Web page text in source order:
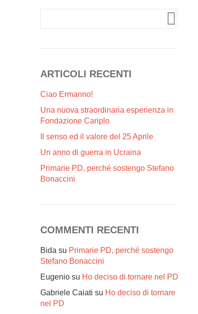
ARTICOLI RECENTI
Ciao Ermanno!
Una nuova straordinaria esperienza in
Fondazione Cariplo
Il senso ed il valore del 25 Aprile
Un anno di guerra in Ucraina
Primarie PD, perché sostengo Stefano
Bonaccini
COMMENTI RECENTI
Bida su Primarie PD, perché sostengo
Stefano Bonaccini
Eugenio su Ho deciso di tornare nel PD
Gabriele Caiati su Ho deciso di tornare
nel PD